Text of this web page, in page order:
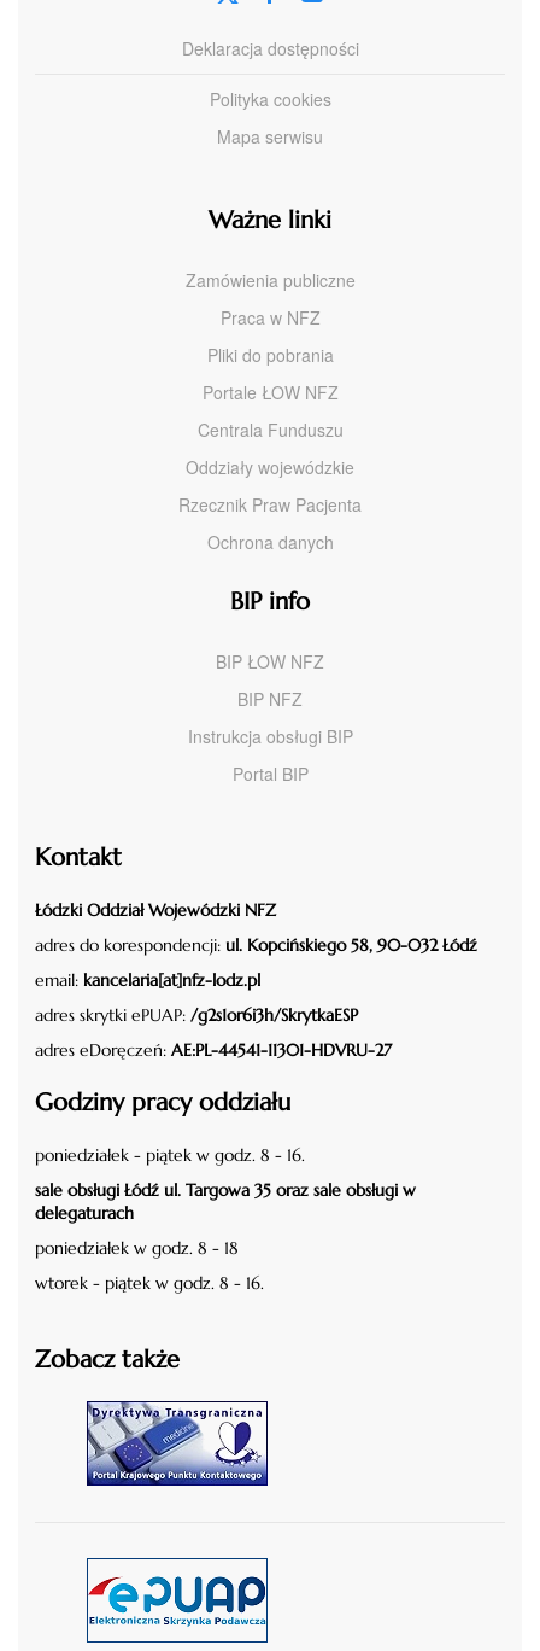
Deklaracja dostępności
Polityka cookies
Mapa serwisu
Ważne linki
Zamówienia publiczne
Praca w NFZ
Pliki do pobrania
Portale ŁOW NFZ
Centrala Funduszu
Oddziały wojewódzkie
Rzecznik Praw Pacjenta
Ochrona danych
BIP info
BIP ŁOW NFZ
BIP NFZ
Instrukcja obsługi BIP
Portal BIP
Kontakt
Łódzki Oddział Wojewódzki NFZ
adres do korespondencji: ul. Kopcińskiego 58, 90-032 Łódź
email: kancelaria[at]nfz-lodz.pl
adres skrytki ePUAP: /g2s1or6i3h/SkrytkaESP
adres eDoręczeń: AE:PL-44541-11301-HDVRU-27
Godziny pracy oddziału
poniedziałek - piątek w godz. 8 - 16.
sale obsługi Łódź ul. Targowa 35 oraz sale obsługi w
delegaturach
poniedziałek w godz. 8 - 18
wtorek - piątek w godz. 8 - 16.
Zobacz także
czytaj więcej
czytaj więcej